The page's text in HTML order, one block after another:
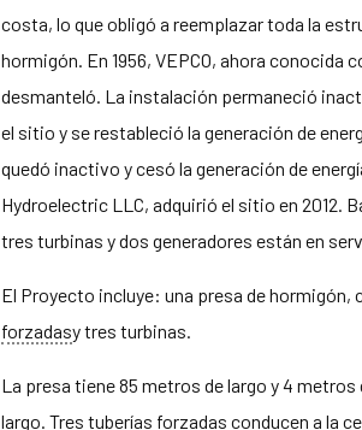
costa, lo que obligó a reemplazar toda la
hormigón. En 1956, VEPCO, ahora conocida
desmanteló. La instalación permaneció
el sitio y se restableció la generación de
quedó inactivo y cesó la generación de
Hydroelectric LLC, adquirió el sitio en 2012.
tres turbinas y dos generadores están en
El Proyecto incluye: una presa de hormigón,
forzadasy tres turbinas.
La presa tiene 85 metros de largo y 4
largo. Tres tuberías forzadas conducen a la